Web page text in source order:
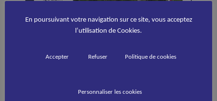
En poursuivant votre navigation sur ce site, vous acceptez
l’utilisation de Cookies.
Accepter Refuser Politique de cookies
Personnaliser les cookies